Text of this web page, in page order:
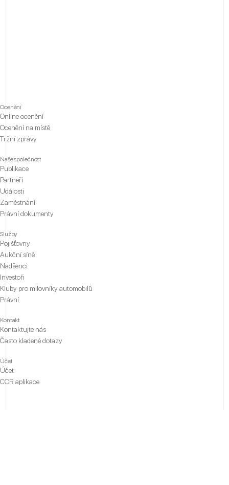
Ocenění
Online ocenění
Ocenění na místě
Tržní zprávy
Naše společnost
Publikace
Partneři
Události
Zaměstnání
Právní dokumenty
Služby
Pojišťovny
Aukční síně
Nadšenci
Investoři
Kluby pro milovníky automobilů
Právní
Kontakt
Kontaktujte nás
Často kladené dotazy
Účet
Účet
CCR aplikace